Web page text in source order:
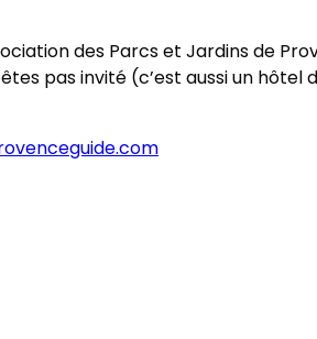
des Parcs et Jardins de
pas invité (c’est aussi un